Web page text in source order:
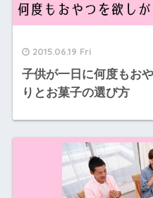
2015.06.19 Fri
子供が一日に何度もお
りとお菓子の選び方